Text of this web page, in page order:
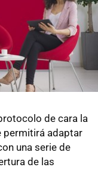
de cara la
permitirá adaptar
una serie de
de las